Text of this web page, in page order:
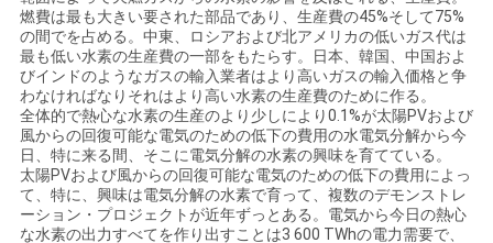
て
く
だ
さ
い
燃費は最も大きい要された部品であり、生産費の45%そして75%
の間でを占める。中東、ロシアおよび北アメリカの低いガス代は
最も低い水素の生産費の一部をもたらす。日本、韓国、中国およ
びインドのようなガスの輸入業者はより高いガスの輸入価格と争
わなければなりそれはより高い水素の生産費のために作る。
全体的で熱心な水素の生産のより少しにより0.1%が太陽PVおよび
風からの回復可能な電気のための低下の費用の水電気分解から今
日、特に来る間、そこに電気分解の水素の興味を育てている。
太陽PVおよび風からの回復可能な電気のための低下の費用によっ
て、特に、興味は電気分解の水素で育って、複数のデモンストレ
ーション・プロジェクトが近年ずっとある。電気から今日の熱心
な水素の出力すべてを作り出すことは3 600 TWhの電力需要で、